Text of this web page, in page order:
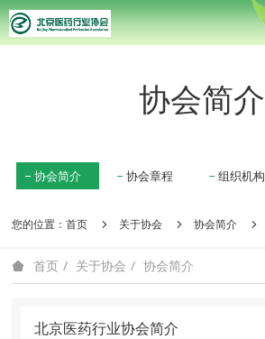
协会简介
协会简介 协会章程 组织机构
您的位置：首页 关于协会 协会简介
首页 关于协会 协会简介
北京医药行业协会简介